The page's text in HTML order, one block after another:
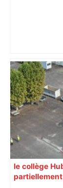
« Rien
Restes, le
sa sortie à
le collège
partiellement